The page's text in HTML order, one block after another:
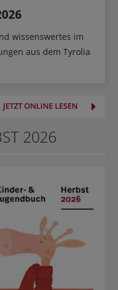
wissenswertes im
aus dem Tyrolia
JETZT ONLINE LESEN
2026